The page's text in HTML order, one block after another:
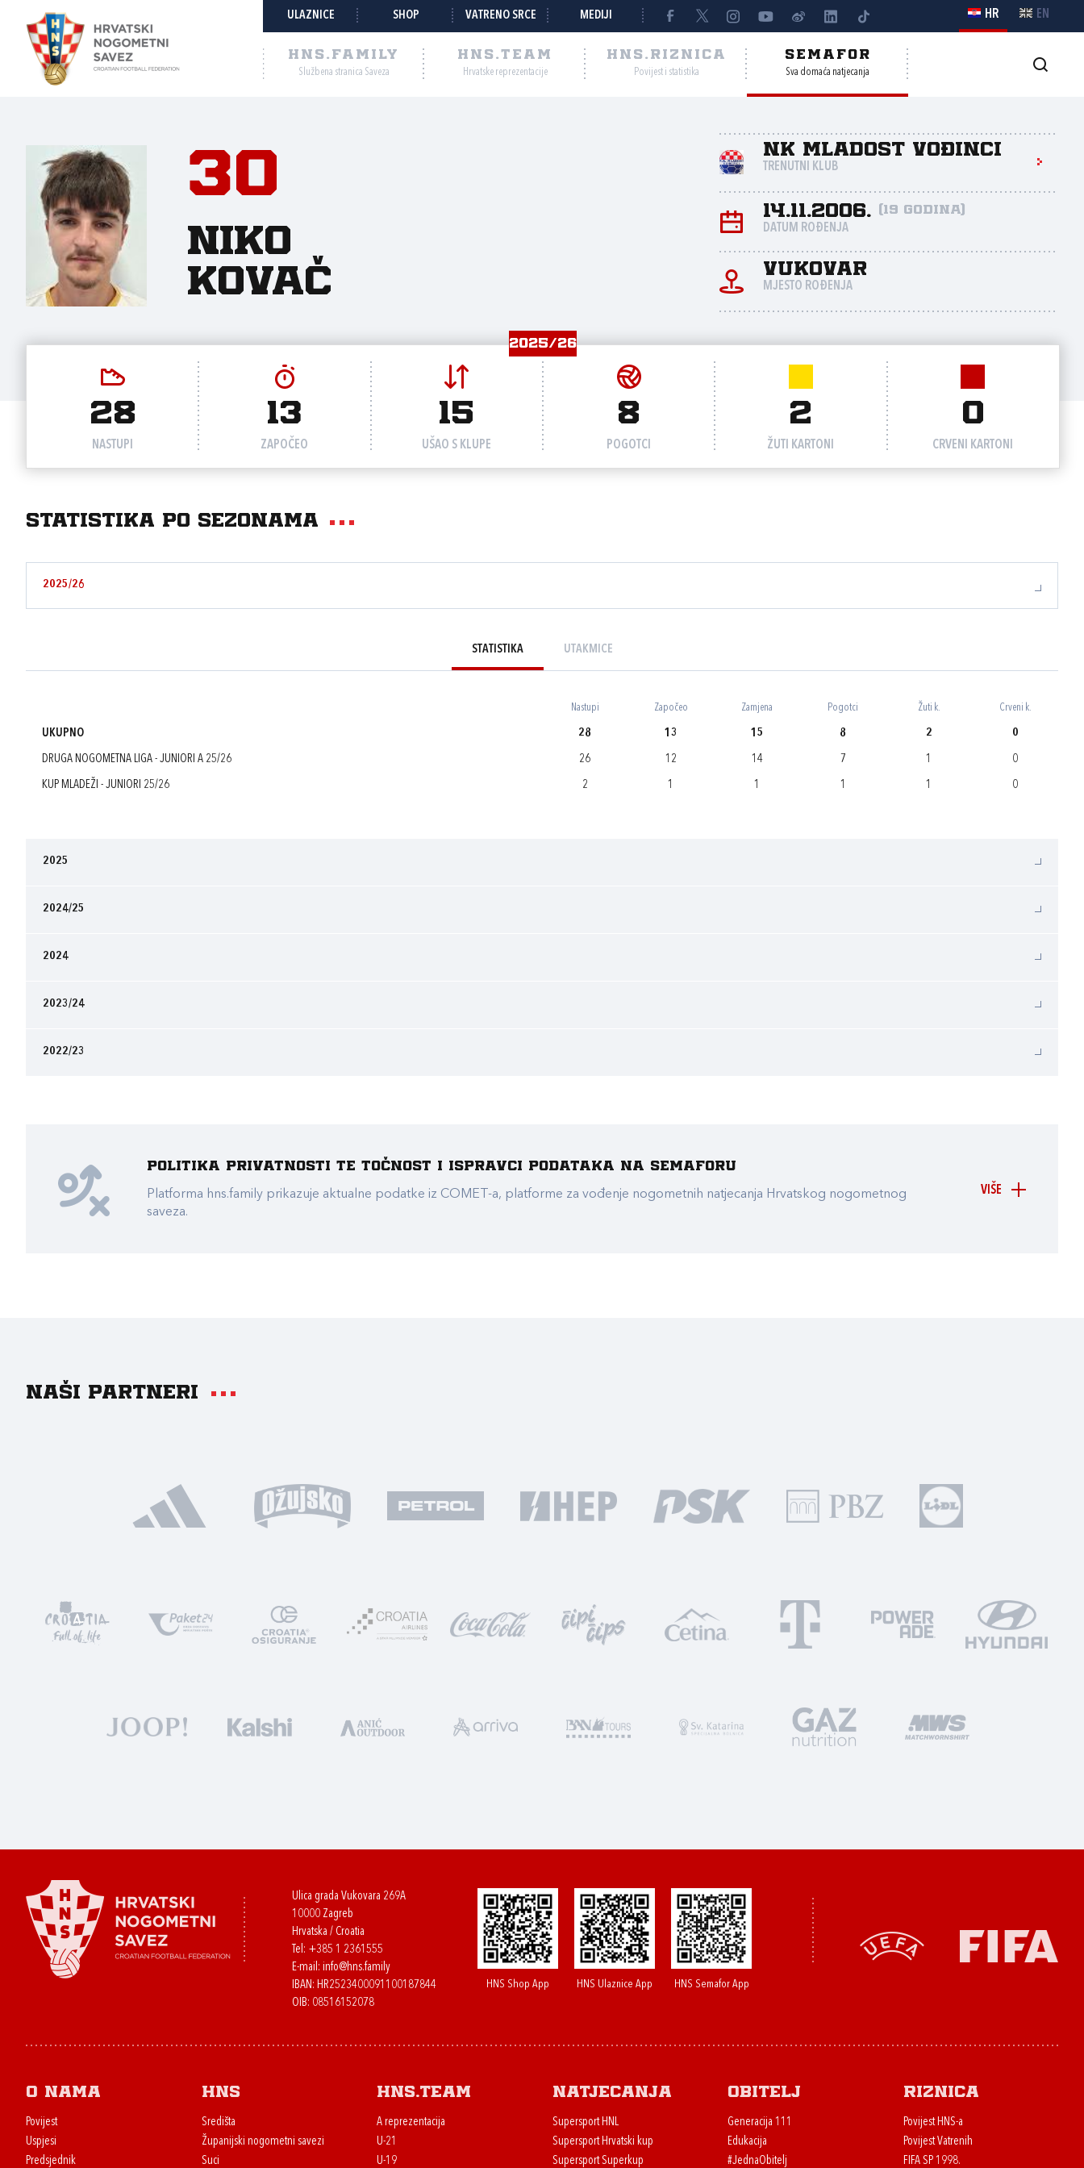
ULAZNICE SHOP VATRENO SRCE MEDIJI HR EN
HNS.FAMILY
Službena stranica Saveza
HNS.TEAM
Hrvatske reprezentacije
HNS.RIZNICA
Povijest i statistika
SEMAFOR
Sva domaća natjecanja
30
Niko
Kovač
NK Mladost Vođinci
TRENUTNI KLUB
14.11.2006. (19 godina)
DATUM ROĐENJA
Vukovar
MJESTO ROĐENJA
2025/26
28
NASTUPI
13
ZAPOČEO
15
UŠAO S KLUPE
8
POGOTCI
2
ŽUTI KARTONI
0
CRVENI KARTONI
Statistika po sezonama
2025/26
STATISTIKA UTAKMICE
Nastupi Započeo Zamjena Pogotci Žuti k. Crveni k.
UKUPNO 28 13 15 8 2 0
DRUGA NOGOMETNA LIGA - JUNIORI A 25/26 26 12 14 7 1 0
KUP MLADEŽI - JUNIORI 25/26 2 1 1 1 1 0
2025
2024/25
2024
2023/24
2022/23
VIŠE
Politika privatnosti te točnost i ispravci podataka na Semaforu
Platforma hns.family prikazuje aktualne podatke iz COMET-a, platforme za vođenje nogometnih natjecanja Hrvatskog nogometnog
saveza.
Naši partneri
Ulica grada Vukovara 269A
10000 Zagreb
Hrvatska / Croatia
Tel: +385 1 2361555
E-mail: info@hns.family
IBAN: HR2523400091100187844
OIB: 08516152078
HNS Shop App HNS Ulaznice App HNS Semafor App
O nama
Povijest
Uspjesi
Predsjednik
HNS
Središta
Županijski nogometni savezi
Suci
HNS.team
A reprezentacija
U-21
U-19
Natjecanja
Supersport HNL
Supersport Hrvatski kup
Supersport Superkup
Obitelj
Generacija 111
Edukacija
#JednaObitelj
Riznica
Povijest HNS-a
Povijest Vatrenih
FIFA SP 1998.